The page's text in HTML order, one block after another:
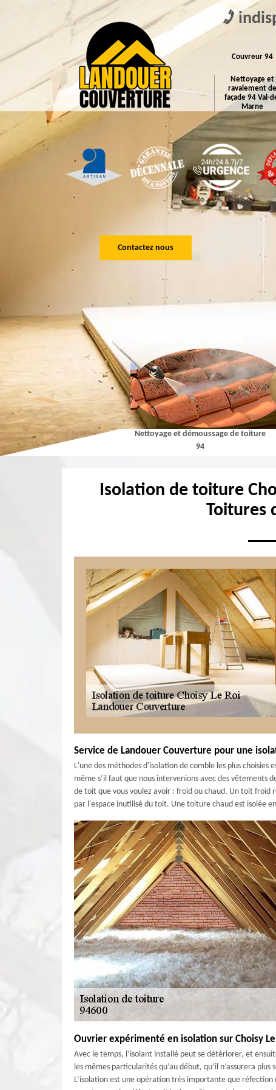
Couvreur 94
Nettoyage et
ravalement de
façade 94 Val-
Marne
Contactez nous
Couvreur 94
Nettoyage et démoussage de toiture
94
Isolation de toiture
Toitures
Service de Landouer Couverture pour une
L'une des méthodes d'isolation de comble les plus
même s’il faut que nous intervenions avec des vêtements
de toit que vous voulez avoir : froid ou chaud. Un toit
par l'espace inutilisé du toit. Une toiture chaud est isolée
Ouvrier expérimenté en isolation sur Choisy
Avec le temps, l’isolant installé peut se détériorer, et
les mêmes particularités qu’au début, qu’il n’assurera
L’isolation est une opération très importante que